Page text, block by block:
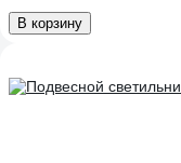
В корзину